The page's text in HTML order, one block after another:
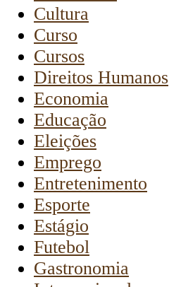
Cultura
Curso
Cursos
Direitos Humanos
Economia
Educação
Eleições
Emprego
Entretenimento
Esporte
Estágio
Futebol
Gastronomia